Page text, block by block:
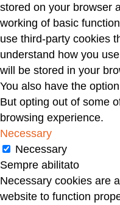
stored on your browser
working of basic
use third-party cookies
understand how you
will be stored in your
You also have the
But opting out of some
browsing experience.
Necessary
Necessary
Sempre abilitato
Necessary cookies are
website to function